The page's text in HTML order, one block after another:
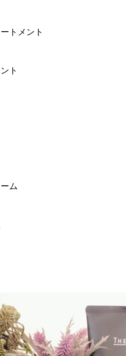
トメント
ト
ム